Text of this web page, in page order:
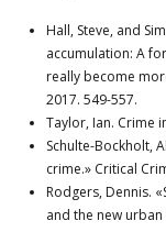
Hall, Steve, and
accumulation: A
really become
2017. 549-557.
Taylor, Ian. Crime
Schulte-Bockholt,
crime.» Critical
Rodgers, Dennis.
and the new